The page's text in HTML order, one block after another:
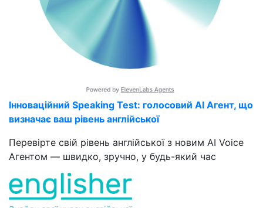
Інноваційний Speaking Test: голосовий AI Агент, що
визначає ваш рівень англійської
Перевірте свій рівень англійської з новим AI Voice
Агентом — швидко, зручно, у будь-який час